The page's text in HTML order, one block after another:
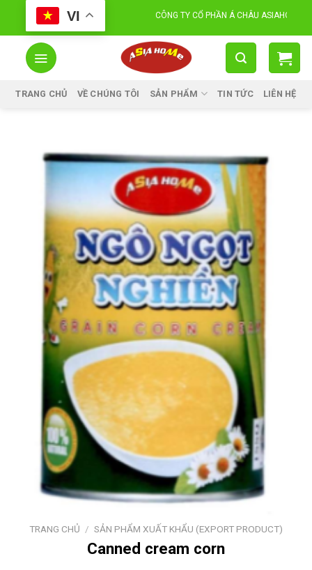
content
VI CÔNG TY CỔ PHẦN Á CHÂU ASIAHOME FOOD
TRANG CHỦ VỀ CHÚNG TÔI SẢN PHẨM TIN TỨC LIÊN HỆ
TRANG CHỦ / SẢN PHẨM XUẤT KHẨU (EXPORT PRODUCT)
Canned cream corn